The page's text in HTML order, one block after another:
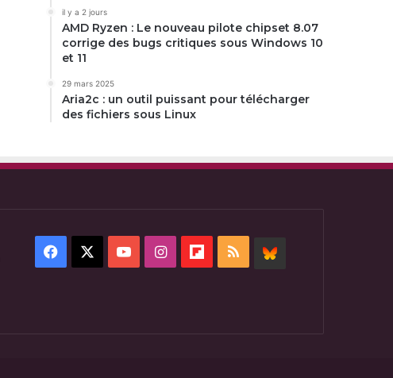
il y a 2 jours
AMD Ryzen : Le nouveau pilote chipset 8.07
corrige des bugs critiques sous Windows 10
et 11
29 mars 2025
Aria2c : un outil puissant pour télécharger
des fichiers sous Linux
Facebook YouTubeInstagramFlipboard
RSS